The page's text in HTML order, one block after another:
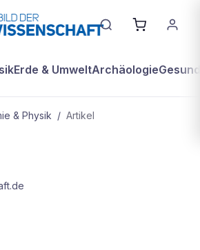
Erde & UmweltArchäologie
& Physik / Artikel
sich bereits bei